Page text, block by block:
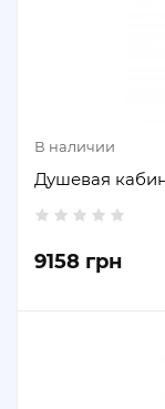
В наличии
Душевая
9158 грн